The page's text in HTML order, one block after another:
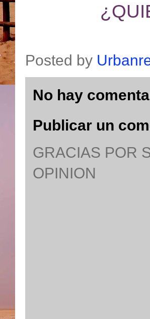
Posted by
No hay
Publicar un
GRACIAS POR
OPINION